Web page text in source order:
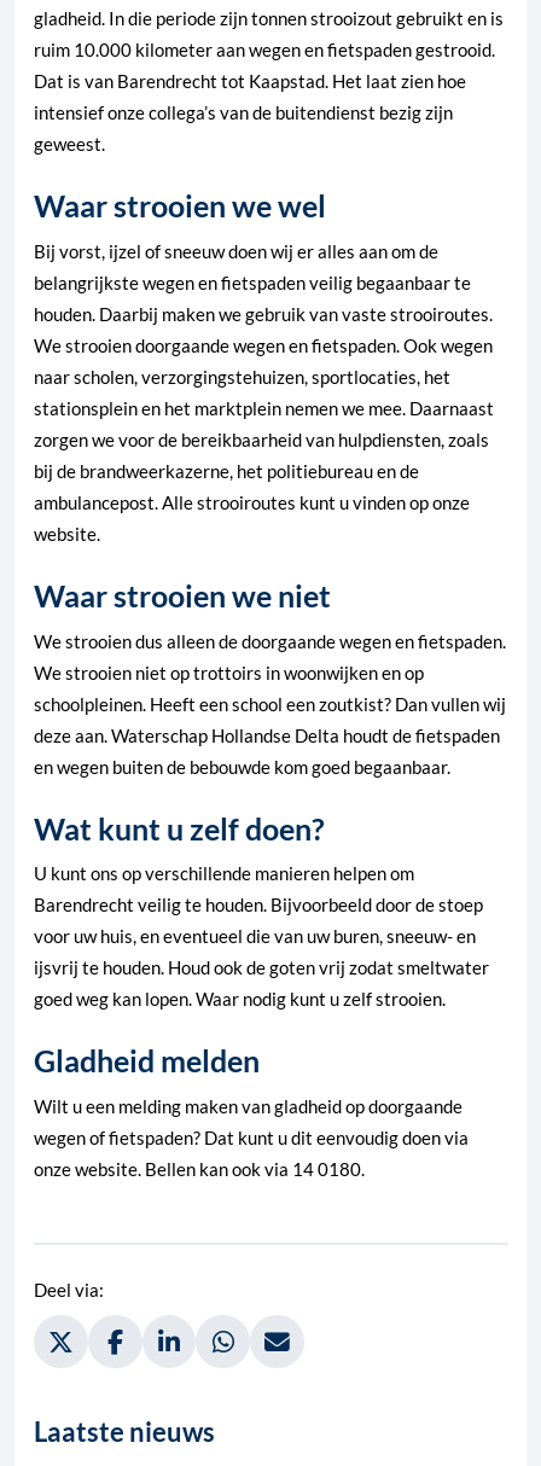
gladheid. In die periode zijn tonnen strooizout gebruikt en is
ruim 10.000 kilometer aan wegen en fietspaden gestrooid.
Dat is van Barendrecht tot Kaapstad. Het laat zien hoe
intensief onze collega’s van de buitendienst bezig zijn
geweest.
Waar strooien we wel
Bij vorst, ijzel of sneeuw doen wij er alles aan om de
belangrijkste wegen en fietspaden veilig begaanbaar te
houden. Daarbij maken we gebruik van vaste strooiroutes.
We strooien doorgaande wegen en fietspaden. Ook wegen
naar scholen, verzorgingstehuizen, sportlocaties, het
stationsplein en het marktplein nemen we mee. Daarnaast
zorgen we voor de bereikbaarheid van hulpdiensten, zoals
bij de brandweerkazerne, het politiebureau en de
ambulancepost. Alle strooiroutes kunt u vinden op onze
website.
Waar strooien we niet
We strooien dus alleen de doorgaande wegen en fietspaden.
We strooien niet op trottoirs in woonwijken en op
schoolpleinen. Heeft een school een zoutkist? Dan vullen wij
deze aan. Waterschap Hollandse Delta houdt de fietspaden
en wegen buiten de bebouwde kom goed begaanbaar.
Wat kunt u zelf doen?
U kunt ons op verschillende manieren helpen om
Barendrecht veilig te houden. Bijvoorbeeld door de stoep
voor uw huis, en eventueel die van uw buren, sneeuw- en
ijsvrij te houden. Houd ook de goten vrij zodat smeltwater
goed weg kan lopen. Waar nodig kunt u zelf strooien.
Gladheid melden
Wilt u een melding maken van gladheid op doorgaande
wegen of fietspaden? Dat kunt u dit eenvoudig doen via
onze website. Bellen kan ook via 14 0180.
Deel via:
Deel via Twitter, opent in nieuw tabblad
Deel via Facebook, opent in nieuw tabblad
Deel via LinkedIn, opent in nieuw tabblad
Deel via WhatsApp, opent in nieuw
Deel via Mail, opent in nieuw
Laatste nieuws